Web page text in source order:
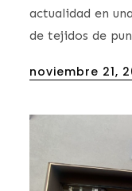
actualidad en
de tejidos de
Posted
noviembre 21,